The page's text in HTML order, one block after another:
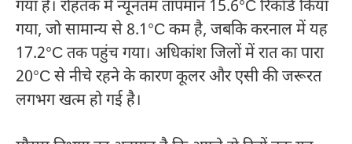
गया है। रोहतक में न्यूनतम तापमान 15.6°C रिकॉर्ड किया
गया, जो सामान्य से 8.1°C कम है, जबकि करनाल में यह
17.2°C तक पहुंच गया। अधिकांश जिलों में रात का पारा
20°C से नीचे रहने के कारण कूलर और एसी की जरूरत
लगभग खत्म हो गई है।